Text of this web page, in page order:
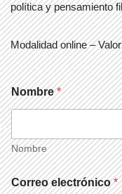
política y pensamiento
Modalidad online–
*
e
l
e
c
t
r
ó
n
Nombre*
Nombre
Correo electrónico*